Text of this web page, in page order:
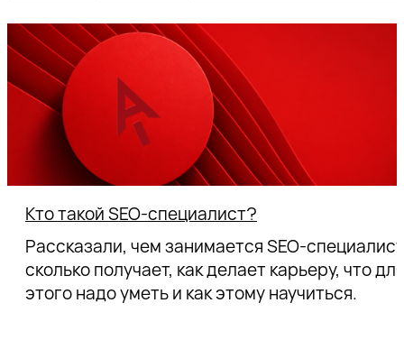
Кто такой SEO-специалист?
Рассказали, чем занимается SEO-
сколько получает, как делает карьеру, что для
этого надо уметь и как этому научиться.